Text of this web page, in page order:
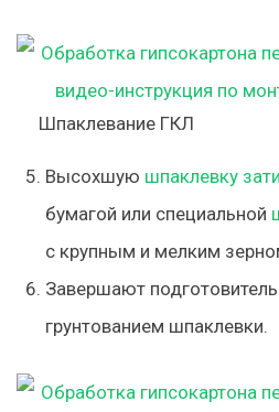
Шпаклевание ГКЛ
Высохшую шпаклевку
бумагой или специальной
с крупным и мелким
Завершают
грунтованием шпаклевки.